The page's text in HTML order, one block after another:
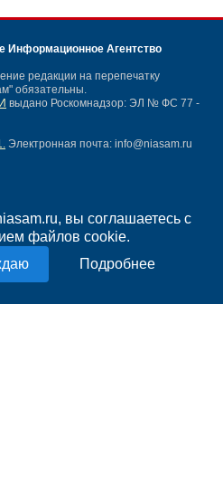
вы соглашаетесь с
файлов cookie.
Подробнее
Информационное Агентство
редакции на перепечатку
обязательны.
выдано Роскомнадзор: ЭЛ № ФС 77 -
Электронная почта: info@niasam.ru
данных